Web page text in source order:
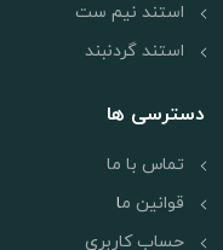
استند نیم ست
استند گردنبند
دسترسی ها
تماس با ما
قوانین ما
حساب کاربری